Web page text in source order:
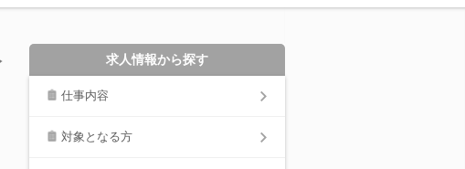
求人情報から探す
仕事内容
対象となる方